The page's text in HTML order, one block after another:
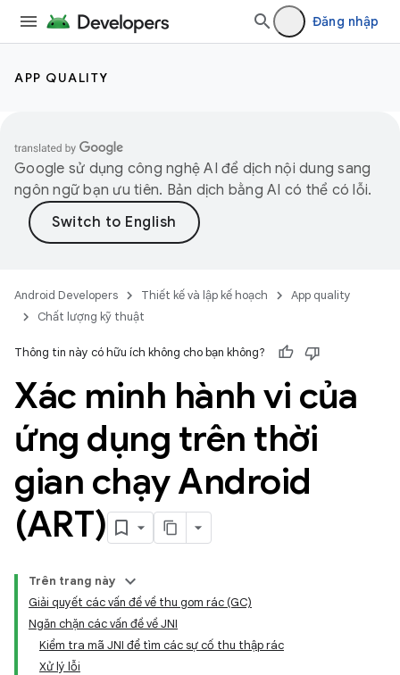
Đăng nhập
APP QUALITY
Google sử dụng công nghệ AI để dịch nội dung sang
ngôn ngữ bạn ưu tiên. Bản dịch bằng AI có thể có lỗi.
Android Developers Thiết kế và lập kế hoạch
App quality
Chất lượng kỹ thuật
Thông tin này có hữu ích không cho bạn không?
Xác minh hành vi của
ứng dụng trên thời
gian chạy Android
(ART)
Trên trang này
Giải quyết các vấn đề về thu gom rác (GC)
Ngăn chặn các vấn đề về JNI
Kiểm tra mã JNI để tìm các sự cố thu thập rác
Xử lý lỗi